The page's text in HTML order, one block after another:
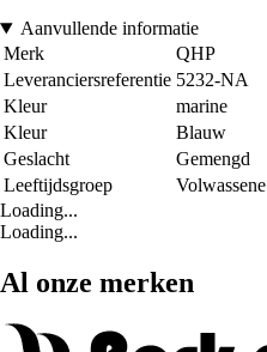
Aanvullende informatie
Merk
QHP
Leveranciersreferentie 5232-NA
Kleur
marine
Kleur
Blauw
Geslacht
Gemengd
Leeftijdsgroep
Volwassene
Loading...
Loading...
Al onze merken